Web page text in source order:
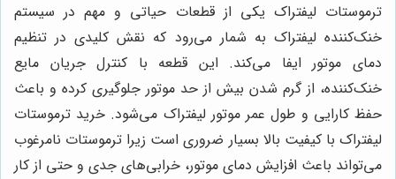
ترموستات لیفتراک یکی از قطعات حیاتی و مهم در سیستم
خنک‌کننده لیفتراک به شمار می‌رود که نقش کلیدی در تنظیم
دمای موتور ایفا می‌کند. این قطعه با کنترل جریان مایع
خنک‌کننده، از گرم شدن بیش از حد موتور جلوگیری کرده و باعث
حفظ کارایی و طول عمر موتور لیفتراک می‌شود. خرید ترموستات
لیفتراک با کیفیت بالا بسیار ضروری است زیرا ترموستات نامرغوب
می‌تواند باعث افزایش دمای موتور، خرابی‌های جدی و حتی از کار